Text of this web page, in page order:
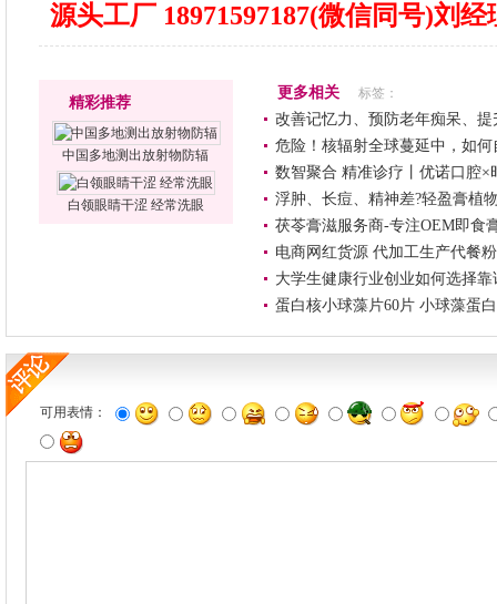
源头工厂 18971597187(微信同号)刘
精彩推荐
中国多地测出放射物防辐
白领眼睛干涩 经常洗眼
更多相关 标签：
改善记忆力、预防老年痴呆、
危险！核辐射全球蔓延中，如
数智聚合 精准诊疗丨优诺口腔×
浮肿、长痘、精神差?轻盈膏植
茯苓膏滋服务商-专注OEM即食
电商网红货源 代加工生产代餐
大学生健康行业创业如何选择
蛋白核小球藻片60片 小球藻蛋
可用表情：